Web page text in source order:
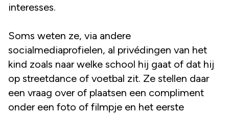
interesses.
Soms weten ze, via andere
socialmediaprofielen, al privédingen van het
kind zoals naar welke school hij gaat of dat hij
op streetdance of voetbal zit. Ze stellen daar
een vraag over of plaatsen een compliment
onder een foto of filmpje en het eerste